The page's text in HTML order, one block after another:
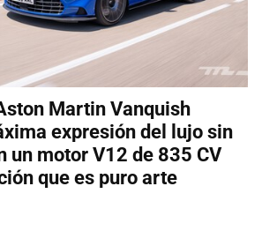
Martin Vanquish
expresión del lujo sin
un motor V12 de 835 CV
que es puro arte